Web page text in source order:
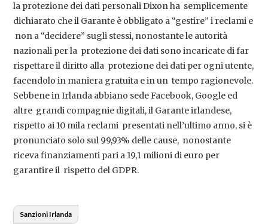
la protezione dei dati personali Dixon ha semplicemente
dichiarato che il Garante è obbligato a “gestire” i reclami e
non a “decidere” sugli stessi, nonostante le autorità
nazionali per la protezione dei dati sono incaricate di far
rispettare il diritto alla protezione dei dati per ogni utente,
facendolo in maniera gratuita e in un tempo ragionevole.
Sebbene in Irlanda abbiano sede Facebook, Google ed
altre grandi compagnie digitali, il Garante irlandese,
rispetto ai 10 mila reclami presentati nell’ultimo anno, si è
pronunciato solo sul 99,93% delle cause, nonostante
riceva finanziamenti pari a 19,1 milioni di euro per
garantire il rispetto del GDPR.
Sanzioni Irlanda